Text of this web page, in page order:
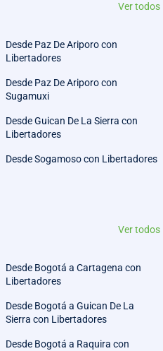
Ver todos
Desde Paz De Ariporo con
Libertadores
Desde Paz De Ariporo con
Sugamuxi
Desde Guican De La Sierra con
Libertadores
Desde Sogamoso con Libertadores
Ver todos
Desde Bogotá a Cartagena con
Libertadores
Desde Bogotá a Guican De La
Sierra con Libertadores
Desde Bogotá a Raquira con